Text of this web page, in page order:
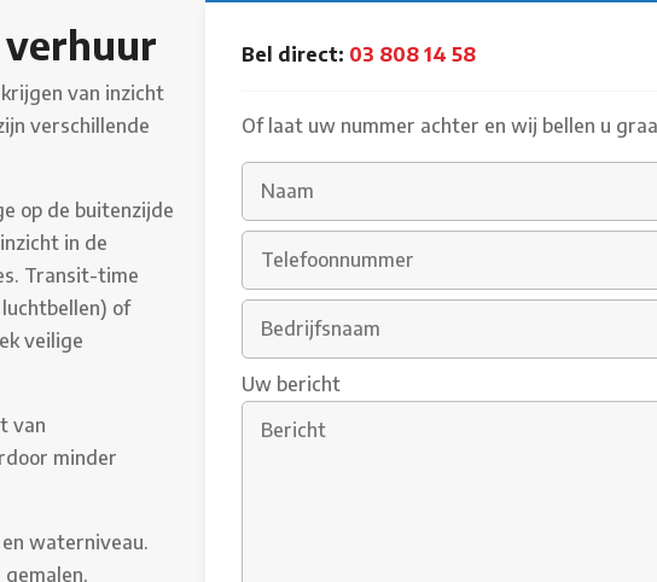
van inzicht
verschillende
op de buitenzijde
in de
Transit-time
of
veilige
van
minder
waterniveau.
Bel direct: 03 808 14 58
Of laat uw nummer achter en wij bellen u
Uw bericht